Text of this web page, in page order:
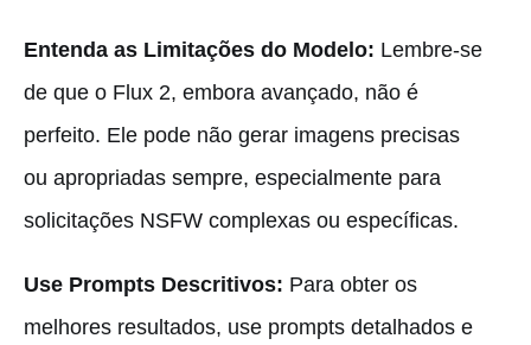
Entenda as Limitações do Modelo: Lembre-se
de que o Flux 2, embora avançado, não é
perfeito. Ele pode não gerar imagens precisas
ou apropriadas sempre, especialmente para
solicitações NSFW complexas ou específicas.
Use Prompts Descritivos: Para obter os
melhores resultados, use prompts detalhados e